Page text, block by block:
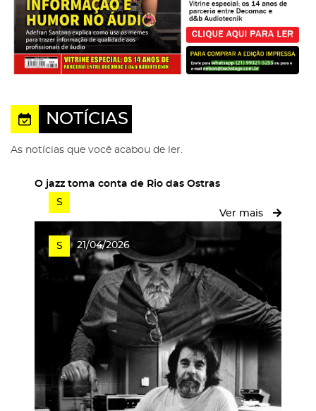
NOTÍCIAS
As notícias que você acabou de ler.
S
O jazz toma conta de Rio das Ostras
Ver mais
S 21/04/2026